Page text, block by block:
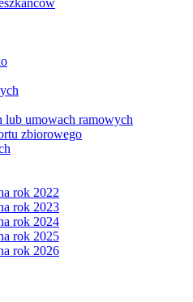
lub umowach ramowych
zbiorowego
rok 2022
rok 2023
rok 2024
rok 2025
rok 2026